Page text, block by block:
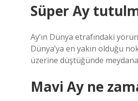
Süper Ay
Ay’ın Dünya etrafındaki
Dünya’ya en yakın olduğu
üzerine düştüğünde
Mavi Ay ne